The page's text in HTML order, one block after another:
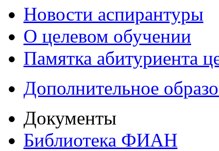
Новости аспирантуры
О целевом обучении
Памятка абитуриента
Дополнительное
Документы
Библиотека ФИАН